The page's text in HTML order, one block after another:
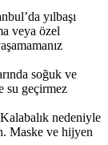
yılbaşı
veya özel
soğuk ve
su geçirmez
Kalabalık nedeniyle
Maske ve hijyen